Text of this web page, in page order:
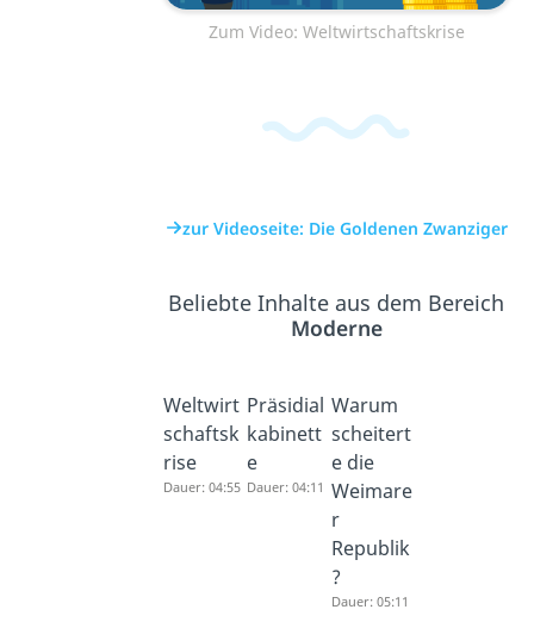
Zum Video: Weltwirtschaftskrise
zur Videoseite: Die Goldenen Zwanziger
Beliebte Inhalte aus dem Bereich
Moderne
Weltwirt
schaftsk
rise
Dauer: 04:55
Präsidial
kabinett
e
Dauer: 04:11
Warum
scheitert
e die
Weimare
r
Republik
?
Dauer: 05:11